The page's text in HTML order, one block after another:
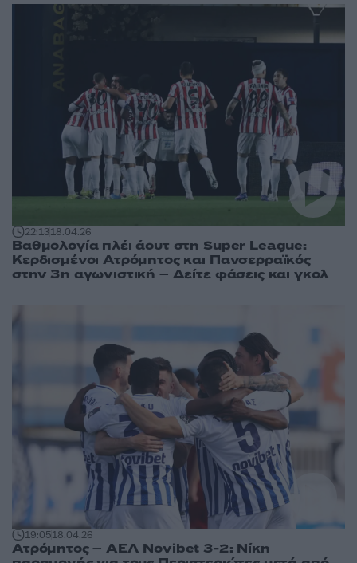
22:1318.04.26
Βαθμολογία πλέι άουτ στη Super League:
Κερδισμένοι Ατρόμητος και Πανσερραϊκός
στην 3η αγωνιστική – Δείτε φάσεις και γκολ
19:0518.04.26
Ατρόμητος – ΑΕΛ Novibet 3-2: Νίκη